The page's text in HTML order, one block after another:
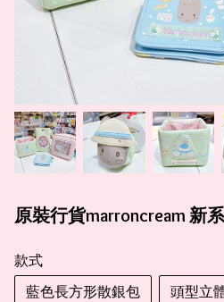
原裝行貨marroncream 新
款式
藍色長方形散銀包
頭型立